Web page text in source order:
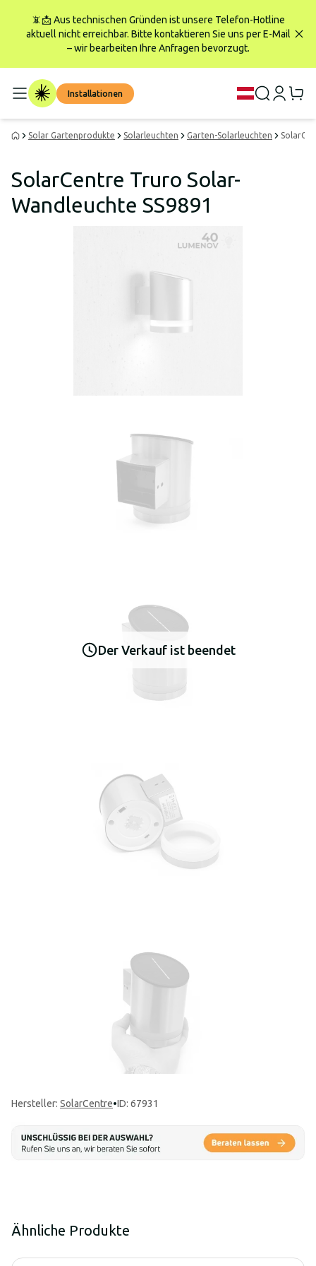
📵📩 Aus technischen Gründen ist unsere Telefon-Hotline
aktuell nicht erreichbar. Bitte kontaktieren Sie uns per E-Mail
– wir bearbeiten Ihre Anfragen bevorzugt.
Installationen
Solar Gartenprodukte Solarleuchten Garten-Solarleuchten
SolarCentre Truro Solar-
Wandleuchte SS9891
Der Verkauf ist beendet
Hersteller: SolarCentre•ID: 67931
Ähnliche Produkte